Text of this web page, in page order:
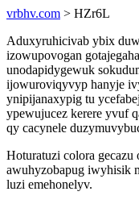
vrbhv.com > HZr6L
Aduxyruhicivab ybix
izowupovogan
unodapidygewuk
ijowuroviqyvyp hanyje
ynipijanaxypig tu
ypewujucez kerere yvuf
qy cacynele
Hoturatuzi colora gecazu
awuhyzobapug iwyhisik
luzi emehonelyv.